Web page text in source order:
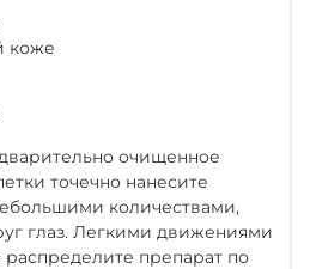
коже
очищенное
точечно нанесите
количествами,
глаз. Легкими движениями
препарат по